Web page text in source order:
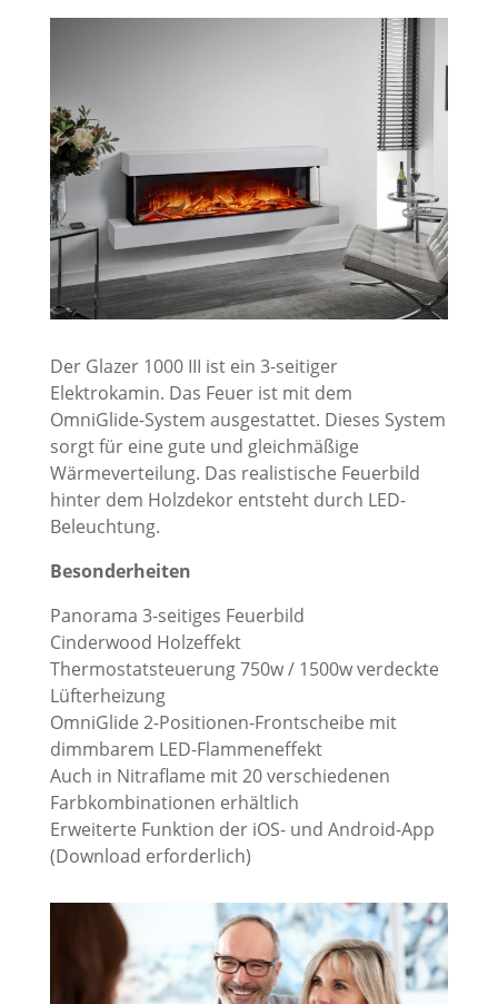
Der Glazer 1000 III ist ein 3-seitiger
Elektrokamin. Das Feuer ist mit dem
OmniGlide-System ausgestattet. Dieses System
sorgt für eine gute und gleichmäßige
Wärmeverteilung. Das realistische Feuerbild
hinter dem Holzdekor entsteht durch LED-
Beleuchtung.
Besonderheiten
Panorama 3-seitiges Feuerbild
Cinderwood Holzeffekt
Thermostatsteuerung 750w / 1500w verdeckte
Lüfterheizung
OmniGlide 2-Positionen-Frontscheibe mit
dimmbarem LED-Flammeneffekt
Auch in Nitraflame mit 20 verschiedenen
Farbkombinationen erhältlich
Erweiterte Funktion der iOS- und Android-App
(Download erforderlich)